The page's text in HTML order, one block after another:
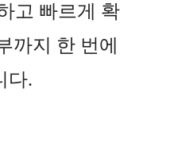
고 빠르게 확
까지 한 번에
다.